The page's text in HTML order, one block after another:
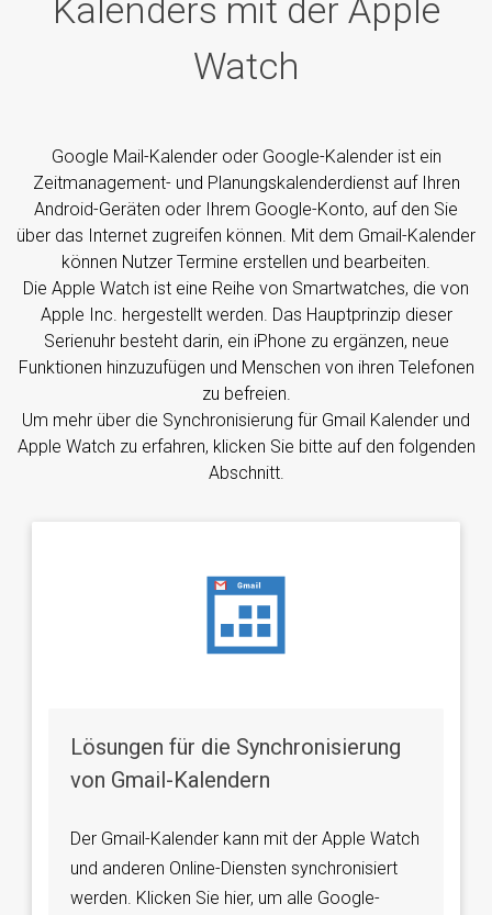
Kalenders mit der Apple
Watch
Google Mail-Kalender oder Google-Kalender ist ein
Zeitmanagement- und Planungskalenderdienst auf Ihren
Android-Geräten oder Ihrem Google-Konto, auf den Sie
über das Internet zugreifen können. Mit dem Gmail-Kalender
können Nutzer Termine erstellen und bearbeiten.
Die Apple Watch ist eine Reihe von Smartwatches, die von
Apple Inc. hergestellt werden. Das Hauptprinzip dieser
Serienuhr besteht darin, ein iPhone zu ergänzen, neue
Funktionen hinzuzufügen und Menschen von ihren Telefonen
zu befreien.
Um mehr über die Synchronisierung für Gmail Kalender und
Apple Watch zu erfahren, klicken Sie bitte auf den folgenden
Abschnitt.
Lösungen für die Synchronisierung
von Gmail-Kalendern
Der Gmail-Kalender kann mit der Apple Watch
und anderen Online-Diensten synchronisiert
werden. Klicken Sie hier, um alle Google-